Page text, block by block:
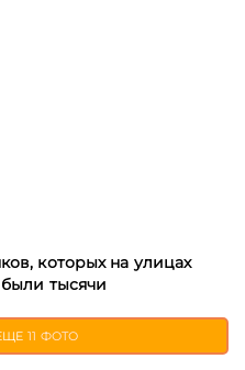
которых на улицах
тысячи
11 ФОТО